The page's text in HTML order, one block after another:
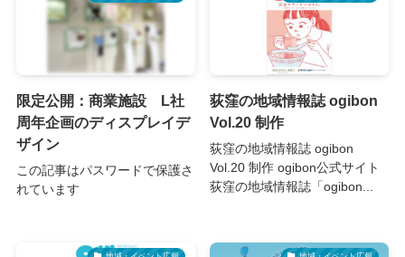
限定公開：商業施設 L社
周年企画のディスプレイデ
ザイン
この記事はパスワードで保護さ
れています
荻窪の地域情報誌 ogibon
Vol.20 制作
荻窪の地域情報誌 ogibon
Vol.20 制作 ogibon公式サイト
荻窪の地域情報誌「ogibon...